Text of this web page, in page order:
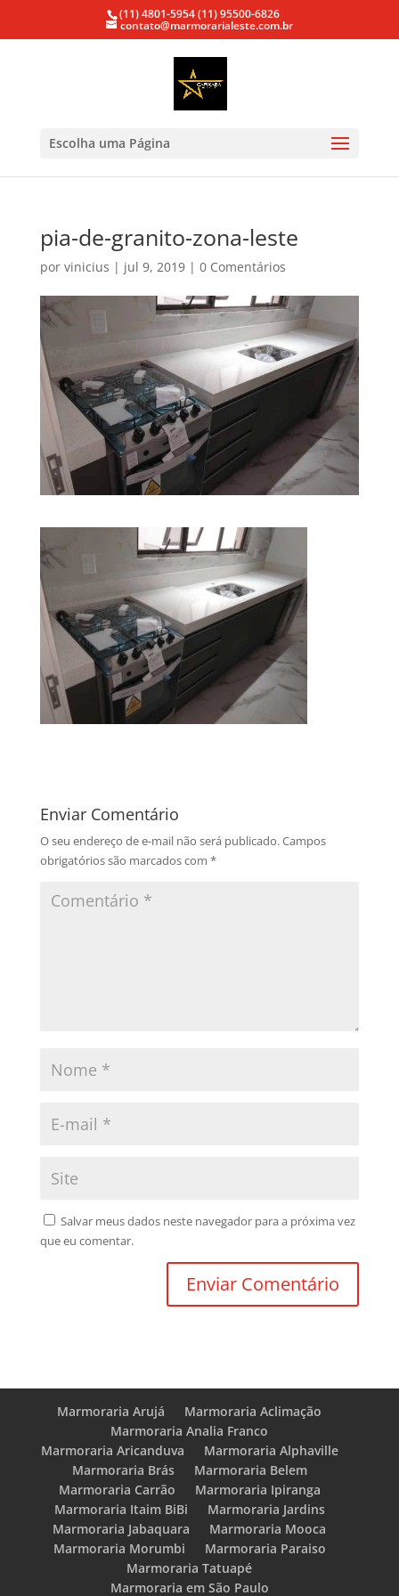
(11) 4801-5954(11) 95500-6826
contato@marmorarialeste.com.br
Escolha uma Página
pia-de-granito-zona-leste
por vinicius | jul 9, 2019| 0 Comentários
Enviar Comentário
O seu endereço de e-mail não será publicado.Campos
obrigatórios são marcados com *
Salvar meus dados neste navegador para a próxima vez
que eu comentar.
Marmoraria Arujá
Marmoraria Aclimação
Marmoraria Analia Franco
Marmoraria Aricanduva
Marmoraria Alphaville
Marmoraria Brás
Marmoraria Belem
Marmoraria Carrão
Marmoraria Ipiranga
Marmoraria Itaim BiBi
Marmoraria Jardins
Marmoraria Jabaquara
Marmoraria Mooca
Marmoraria Morumbi
Marmoraria Paraiso
Marmoraria Tatuapé
Marmoraria em São Paulo